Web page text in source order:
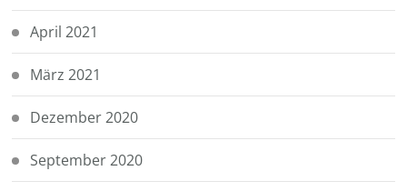
April 2021
März 2021
Dezember 2020
September 2020